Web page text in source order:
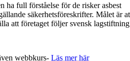
ha full förståelse för de risker asbest
säkerhetsföreskrifter. Målet är
att företaget följer svensk
webbkurs-Läs mer här